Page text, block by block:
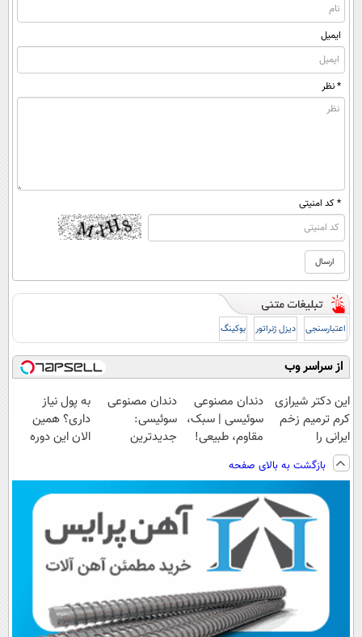
ایمیل
* نظر
* کد امنیتی
اعتبارسنجی دیزل ژنراتور بوکینگ
از سراسر وب
این دکتر شیرازی
کرم ترمیم زخم
ایرانی را
ساخت!!!
دندان مصنوعی
سوئیسی | سبک،
مقاوم، طبیعی!
رایگان+پرداخت
اقساطی😍
دندان مصنوعی
سوئیسی:
جدیدترین
پرداخت قسطی
به پول نیاز
داری؟ همین
الان این دوره
بازگشت به بالای صفحه